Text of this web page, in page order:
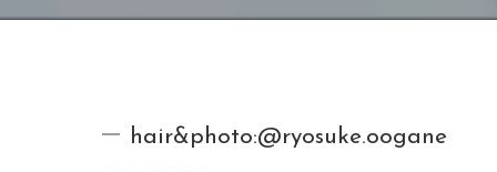
hair&photo:@ryosuke.oogane